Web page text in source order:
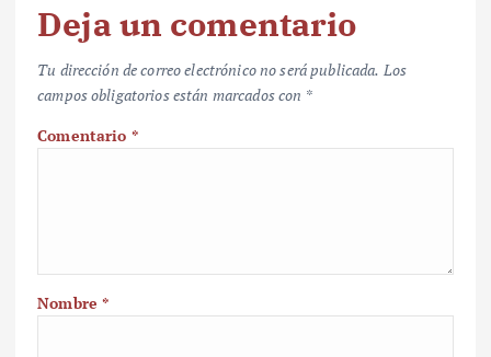
Deja un comentario
Tu dirección de correo electrónico no será publicada. Los
campos obligatorios están marcados con *
Comentario *
Nombre*